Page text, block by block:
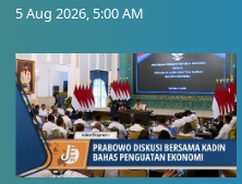
5 Aug 2026, 5:00 AM